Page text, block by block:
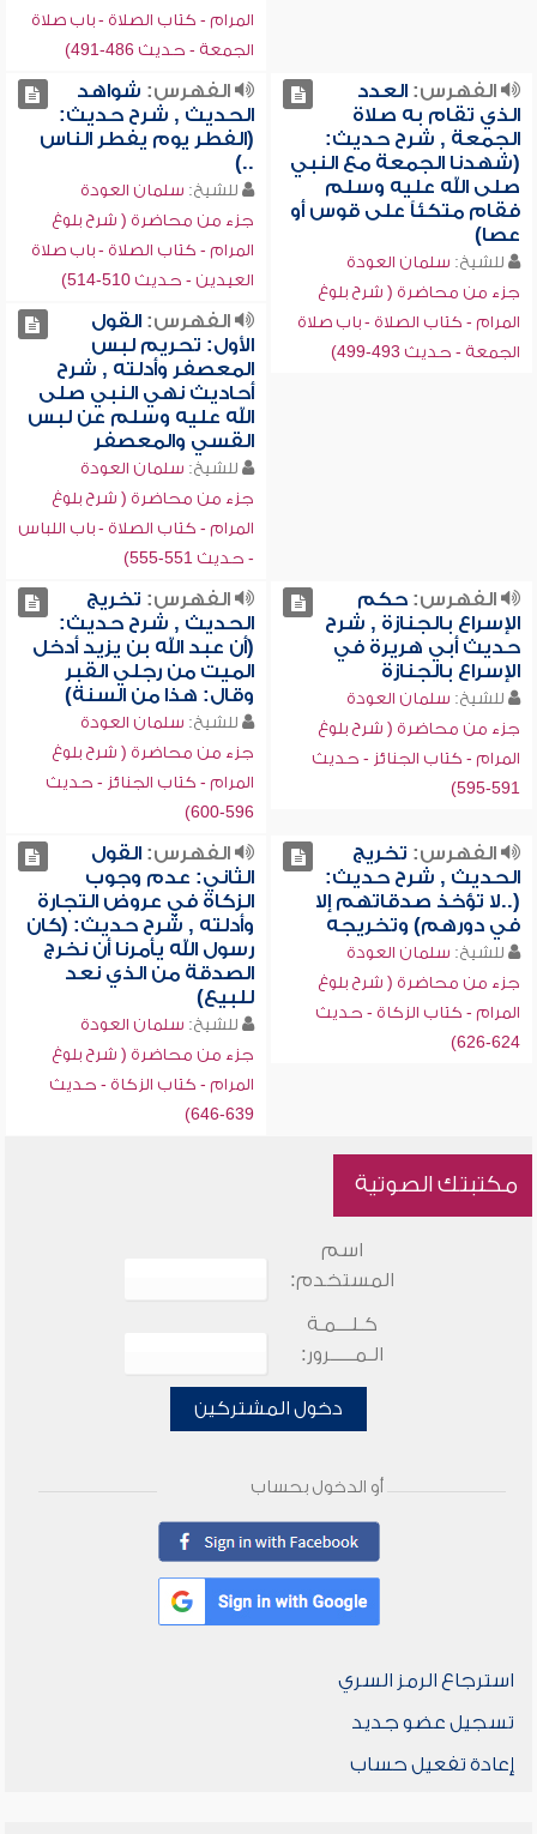
المرام - كتاب الصلاة - باب صلاة
الجمعة - حديث 486-491)
الفهرس:العدد
الذي تقام به صلاة
الجمعة , شرح حديث:
(شهدنا الجمعة مع النبي
صلى الله عليه وسلم
فقام متكئاً على قوس أو
عصا)
للشيخ: سلمان العودة
جزء من محاضرة ( شرح بلوغ
المرام - كتاب الصلاة - باب صلاة
الجمعة - حديث 493-499)
الفهرس: شواهد
الحديث , شرح حديث:
(الفطر يوم يفطر الناس
..)
للشيخ: سلمان العودة
جزء من محاضرة ( شرح بلوغ
المرام - كتاب الصلاة - باب صلاة
العيدين - حديث 510-514)
الفهرس:القول
الأول: تحريم لبس
المعصفر وأدلته , شرح
أحاديث نهي النبي صلى
الله عليه وسلم عن لبس
القسي والمعصفر
للشيخ: سلمان العودة
جزء من محاضرة ( شرح بلوغ
المرام - كتاب الصلاة - باب اللباس
- حديث 551-555)
الفهرس:حكم
الإسراع بالجنازة , شرح
حديث أبي هريرة في
الإسراع بالجنازة
للشيخ: سلمان العودة
جزء من محاضرة ( شرح بلوغ
المرام - كتاب الجنائز - حديث
591-595)
الفهرس: تخريج
الحديث , شرح حديث:
(أن عبد الله بن يزيد أدخل
الميت من رجلي القبر
وقال: هذا من السنة)
للشيخ: سلمان العودة
جزء من محاضرة ( شرح بلوغ
المرام - كتاب الجنائز - حديث
596-600)
الفهرس: تخريج
الحديث , شرح حديث:
(..لا تؤخذ صدقاتهم إلا
في دورهم) وتخريجه
للشيخ: سلمان العودة
جزء من محاضرة ( شرح بلوغ
المرام - كتاب الزكاة - حديث
624-626)
الفهرس:القول
الثاني: عدم وجوب
الزكاة في عروض التجارة
وأدلته , شرح حديث: (كان
رسول الله يأمرنا أن نخرج
الصدقة من الذي نعد
للبيع)
للشيخ: سلمان العودة
جزء من محاضرة ( شرح بلوغ
المرام - كتاب الزكاة - حديث
639-646)
مكتبتك الصوتية
اسم
المستخدم:
كـلـــمـة
الـمـــــرور:
دخول المشتركين
أو الدخول بحساب
استرجاع الرمز السري
تسجيل عضو جديد
إعادة تفعيل حساب